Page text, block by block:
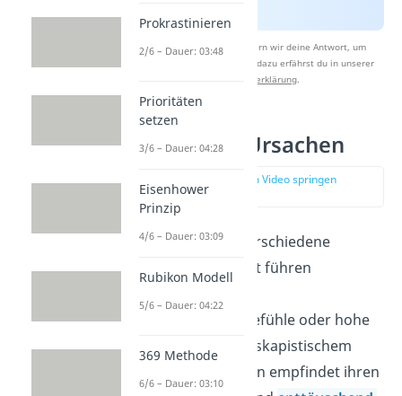
Nach Beantwortung speichern wir deine Antwort, um
Studyflix zu verbessern. Mehr dazu erfährst du in unserer
Datenschutzerklärung.
Eskapismus Ursachen
zur Stelle im Video springen
(01:45)
Eskapismus kann verschiedene
Gründehaben. Meist führen
Minderwertigkeitsgefühle oder hohe
Anforderungen zu eskapistischem
Verhalten. Die Person empfindet ihren
Prokrastinieren
2/6 – Dauer: 03:48
Prioritäten
setzen
3/6 – Dauer: 04:28
Eisenhower
Prinzip
4/6 – Dauer: 03:09
Rubikon Modell
5/6 – Dauer: 04:22
369 Methode
6/6 – Dauer: 03:10